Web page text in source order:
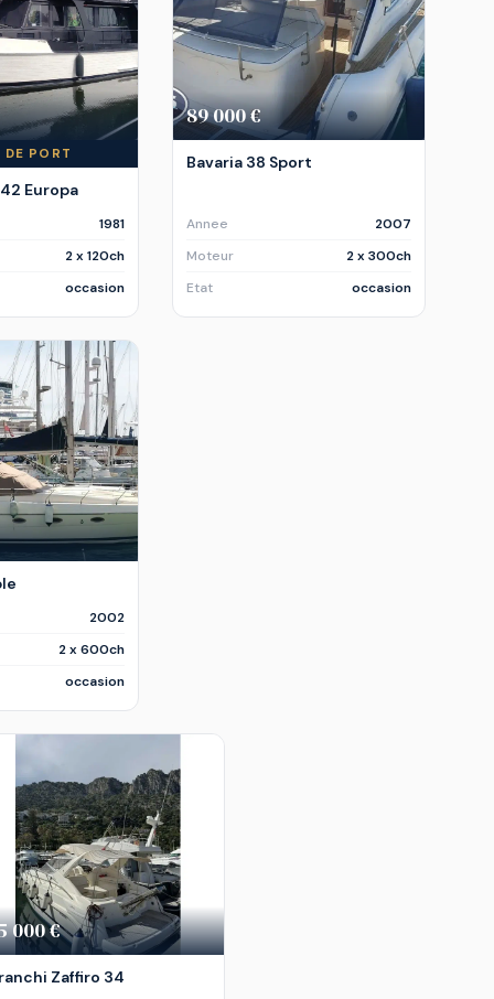
DE PORT
Europa
1981
2 x 120ch
occasion
89 000 €
Bavaria 38 Sport
Annee
2007
Moteur
2 x 300ch
Etat
occasion
2002
2 x 600ch
occasion
000 €
Zaffiro 34